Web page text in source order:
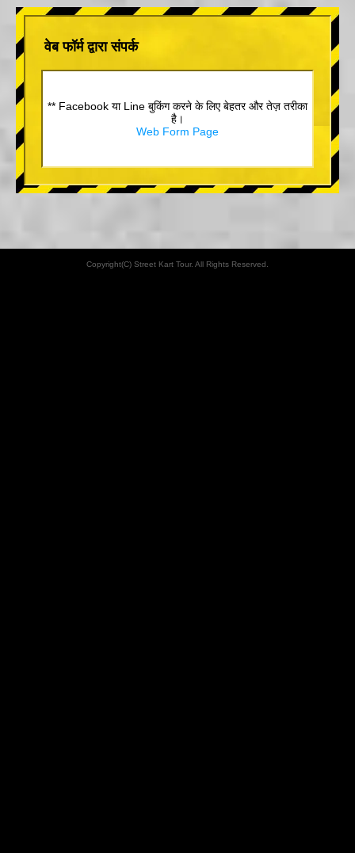
वेब फॉर्म द्वारा संपर्क
** Facebook या Line बुकिंग करने के लिए बेहतर और तेज़ तरीका
है।
Web Form Page
Copyright(C) Street Kart Tour. All Rights Reserved.